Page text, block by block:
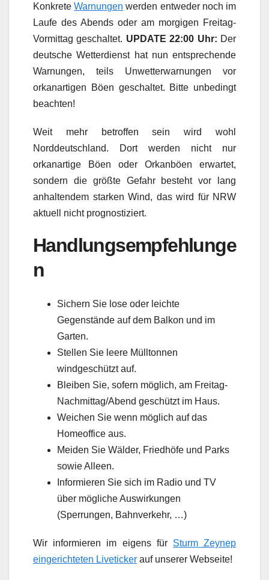
KonkreteWarnungen werden entweder noch im
Laufe des Abends oder am morgigen Freitag-
Vormittag geschaltet. UPDATE 22:00 Uhr: Der
deutsche Wetterdienst hat nun entsprechende
Warnungen, teils Unwetterwarnungen vor
orkanartigen Böen geschaltet. Bitte unbedingt
beachten!
Weit mehr betroffen sein wird wohl
Norddeutschland. Dort werden nicht nur
orkanartige Böen oder Orkanböen erwartet,
sondern die größte Gefahr besteht vor lang
anhaltendem starken Wind, das wird für NRW
aktuell nicht prognostiziert.
Handlungsempfehlunge
n
Sichern Sie lose oder leichte
Gegenstände auf dem Balkon und im
Garten.
Stellen Sie leere Mülltonnen
windgeschützt auf.
Bleiben Sie, sofern möglich, am Freitag-
Nachmittag/Abend geschützt im Haus.
Weichen Sie wenn möglich auf das
Homeoffice aus.
Meiden Sie Wälder, Friedhöfe und Parks
sowie Alleen.
Informieren Sie sich im Radio und TV
über mögliche Auswirkungen
(Sperrungen, Bahnverkehr, …)
Wir informieren im eigens für Sturm Zeynep
eingerichteten Liveticker auf unserer Webseite!